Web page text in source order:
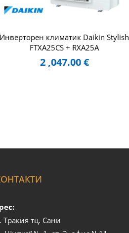
Инверторен климатик Daikin Stylish
FTXA25CS + RXA25A
2 ,047.00€
Тракия тц. Сани